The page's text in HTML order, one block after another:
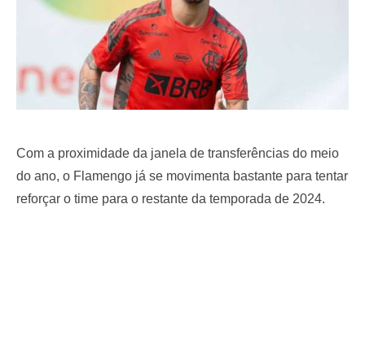
Com a proximidade da janela de transferências do meio
do ano, o Flamengo já se movimenta bastante para tentar
reforçar o time para o restante da temporada de 2024.